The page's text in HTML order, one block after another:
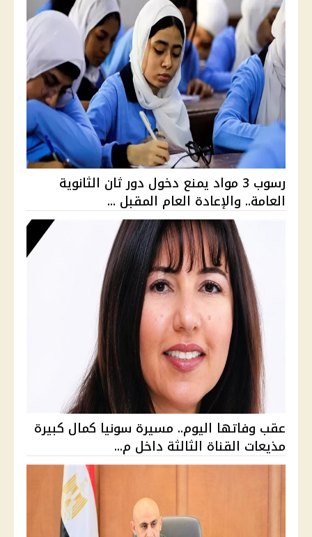
رسوب 3 مواد يمنع دخول دور ثان الثانوية
العامة.. والإعادة العام المقبل ...
عقب وفاتها اليوم.. مسيرة سونيا كمال كبيرة
مذيعات القناة الثالثة داخل م...